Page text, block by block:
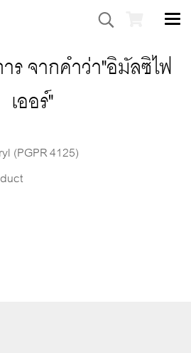
ร จากคำว่า"อิมัลซิไฟ
เออร์"
(PGPR 4125)